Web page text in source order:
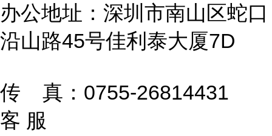
办公地址：深圳市南山区蛇口
沿山路45号佳利泰大厦7D
传 真：0755-26814431
客 服